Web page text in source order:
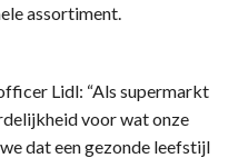
assortiment.
Lidl: “Als supermarkt
voor wat onze
dat een gezonde leefstijl